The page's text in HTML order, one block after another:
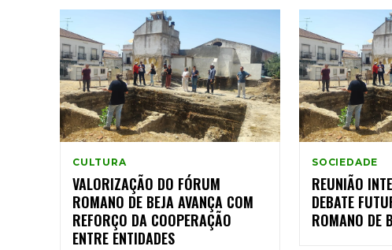
CULTURA
VALORIZAÇÃO DO FÓRUM
ROMANO DE BEJA AVANÇA COM
REFORÇO DA COOPERAÇÃO
ENTRE ENTIDADES
SOCIEDADE
REUNIÃO
DEBATE
ROMANO DE